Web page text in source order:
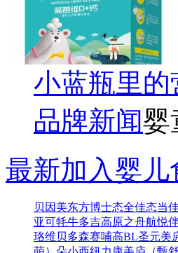
小蓝瓶里
品牌新闻婴
最新加入婴儿
贝因美东方博士态全佳态当
亚可牦牛多吉高原之舟航悦
珞维贝多森赛哺高BL圣元美